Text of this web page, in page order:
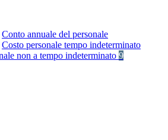
Conto annuale del personale
Costo personale tempo indeterminato
non a tempo indeterminato 9